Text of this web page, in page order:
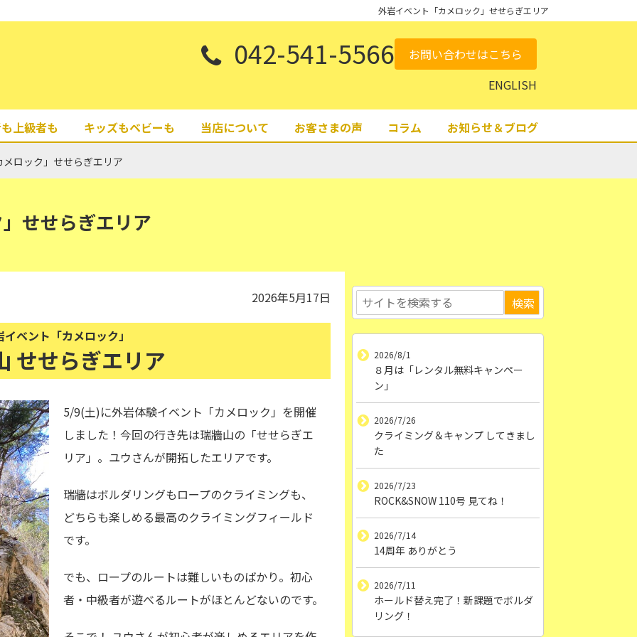
外岩イベント「カメロック」せせらぎエリア
042-541-5566
お問い合わせはこちら
ENGLISH
上級者も キッズもベビーも 当店について お客さまの声 コラム お知らせ＆ブログ
せせらぎエリア
ロック」せせらぎエリア
2026年5月17日
イベント「カメロック」
せせらぎエリア
5/9(土)に外岩体験イベント「カメロック」を開催
しました！今回の行き先は瑞牆山の「せせらぎエ
リア」。ユウさんが開拓したエリアです。
瑞牆はボルダリングもロープのクライミングも、
どちらも楽しめる最高のクライミングフィールド
です。
でも、ロープのルートは難しいものばかり。初心
者・中級者が遊べるルートがほとんどないのです。
2026/8/1
８月は「レンタル無料キャンペー
ン」
2026/7/26
クライミング＆キャンプ してきまし
た
2026/7/23
ROCK&SNOW 110号 見てね！
2026/7/14
14周年 ありがとう
2026/7/11
ホールド替え完了！新課題でボルダ
リング！